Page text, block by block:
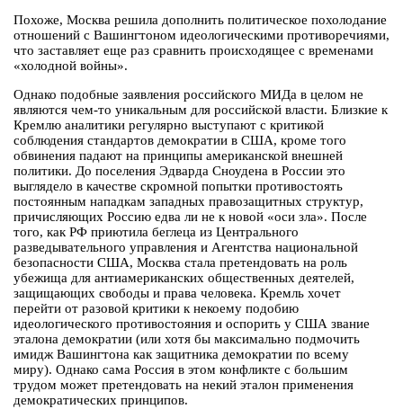
Похоже, Москва решила дополнить политическое похолодание
отношений с Вашингтоном идеологическими противоречиями,
что заставляет еще раз сравнить происходящее с временами
«холодной войны».
Однако подобные заявления российского МИДа в целом не
являются чем-то уникальным для российской власти. Близкие к
Кремлю аналитики регулярно выступают с критикой
соблюдения стандартов демократии в США, кроме того
обвинения падают на принципы американской внешней
политики. До поселения Эдварда Сноудена в России это
выглядело в качестве скромной попытки противостоять
постоянным нападкам западных правозащитных структур,
причисляющих Россию едва ли не к новой «оси зла». После
того, как РФ приютила беглеца из Центрального
разведывательного управления и Агентства национальной
безопасности США, Москва стала претендовать на роль
убежища для антиамериканских общественных деятелей,
защищающих свободы и права человека. Кремль хочет
перейти от разовой критики к некоему подобию
идеологического противостояния и оспорить у США звание
эталона демократии (или хотя бы максимально подмочить
имидж Вашингтона как защитника демократии по всему
миру). Однако сама Россия в этом конфликте с большим
трудом может претендовать на некий эталон применения
демократических принципов.